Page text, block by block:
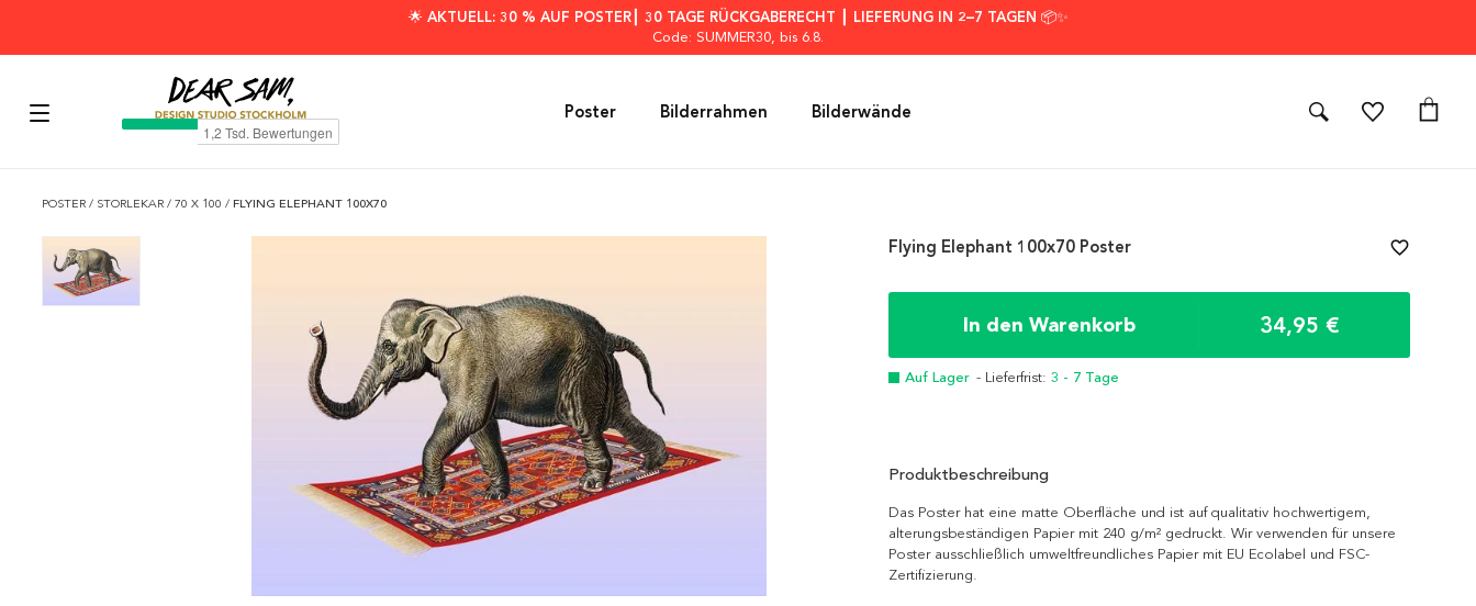
🌟 AKTUELL: 30 % AUF POSTER┃ 30 TAGE RÜCKGABERECHT ┃ LIEFERUNG IN 2–7 TAGEN 📦✨
Code: SUMMER30, bis 6.8.
Poster Bilderrahmen Bilderwände
POSTER / STORLEKAR / 70 X 100 / FLYING ELEPHANT 100X70
In den Warenkorb 34,95 €
Auf Lager - Lieferfrist: 3 - 7 Tage
Flying Elephant 100x70 Poster favorite_border
Produktbeschreibung
Das Poster hat eine matte Oberfläche und ist auf qualitativ hochwertigem,
alterungsbeständigen Papier mit 240 g/m² gedruckt. Wir verwenden für unsere
Poster ausschließlich umweltfreundliches Papier mit EU Ecolabel und FSC-
Zertifizierung.